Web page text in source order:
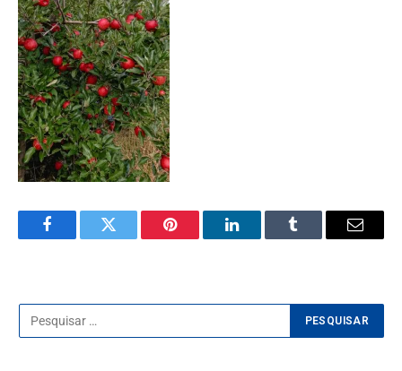
FacebookTwitter Pinterest LinkedInTumblr
E-